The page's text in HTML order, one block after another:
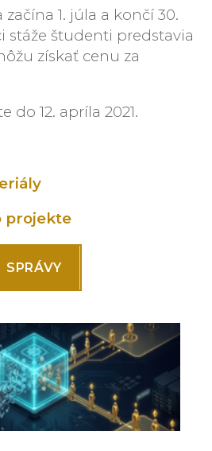
1. júla a končí 30.
stáže študenti predstavia
získať cenu za
do 12. apríla 2021.
projekte
SPRÁVY